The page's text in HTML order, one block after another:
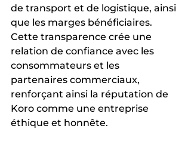
de transport et de logistique, ainsi
que les marges bénéficiaires.
Cette transparence crée une
relation de confiance avec les
consommateurs et les
partenaires commerciaux,
renforçant ainsi la réputation de
Koro comme une entreprise
éthique et honnête.